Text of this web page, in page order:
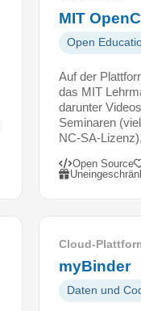
MIT
Open
Auf der
das MIT
darunter
Seminaren
NC-SA-
Open Source
Cloud-
myBinder
Daten und